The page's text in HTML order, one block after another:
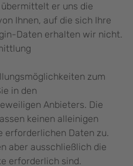
er uns die
Ihnen, auf die sich Ihre
Daten erhalten wir nicht.
zum
in den
Anbieters. Die
keinen alleinigen
erforderlichen Daten zu.
aber ausschließlich die
erforderlich sind.